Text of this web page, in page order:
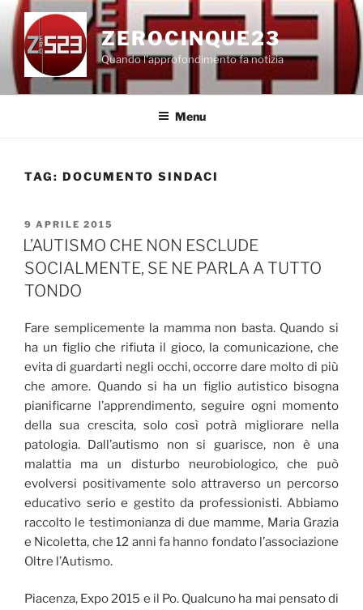
Salta
contenuto
ZEROCINQUE23
Quando l'approfondimento fa notizia
Menu
TAG: DOCUMENTO SINDACI
PUBBLICATO
IL
9 APRILE 2015
L’AUTISMO CHE NON ESCLUDE
SOCIALMENTE, SE NE PARLA A TUTTO
TONDO
Fare semplicemente la mamma non basta. Quando si
ha un figlio che rifiuta il gioco, la comunicazione, che
evita di guardarti negli occhi, occorre dare molto di più
che amore. Quando si ha un figlio autistico bisogna
pianificarne l’apprendimento, seguire ogni momento
della sua crescita, solo così potrà migliorare nella
patologia. Dall’autismo non si guarisce, non è una
malattia ma un disturbo neurobiologico, che può
evolversi positivamente solo attraverso un percorso
educativo serio e gestito da professionisti. Abbiamo
raccolto le testimonianza di due mamme, Maria Grazia
e Nicoletta, che 12 anni fa hanno fondato l’associazione
Oltre l’Autismo.
Piacenza, Expo 2015 e il Po. Qualcuno ha mai pensato di